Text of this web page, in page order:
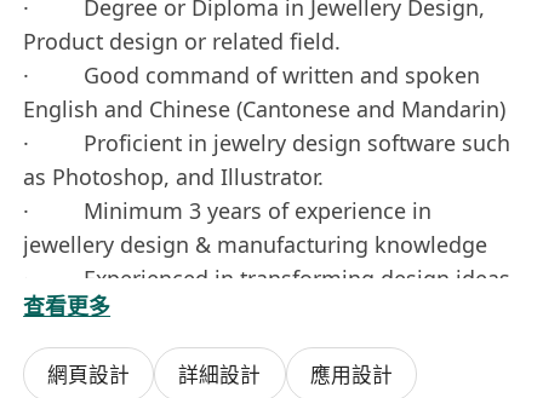
· Degree or Diploma in Jewellery Design,
Product design or related field.
· Good command of written and spoken
English and Chinese (Cantonese and Mandarin)
· Proficient in jewelry design software such
as Photoshop, and Illustrator.
· Minimum 3 years of experience in
jewellery design & manufacturing knowledge
· Experienced in transforming design ideas
into finished products, knowledge in jewellery
products.
· Experience with 3-D design software and
查看更多
網頁設計 詳細設計
應用設計